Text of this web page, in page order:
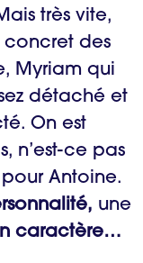
très vite,
concret des
Myriam qui
détaché et
On est
n’est-ce pas
Antoine.
une
caractère…